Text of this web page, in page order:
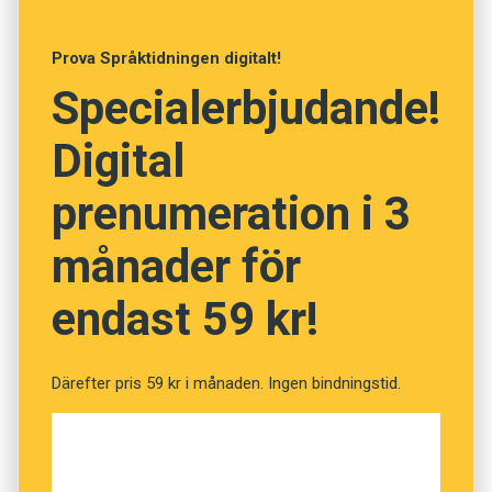
Foto: Istockphoto
Vad betyder orden? (Kviss
#3)
Fråga1 av12
Kuslig
Prova Språktidningen digitalt!
Specialerbjudande!
Digital
prenumeration i 3
månader för
endast 59 kr!
Därefter pris 59 kr i månaden. Ingen bindningstid.